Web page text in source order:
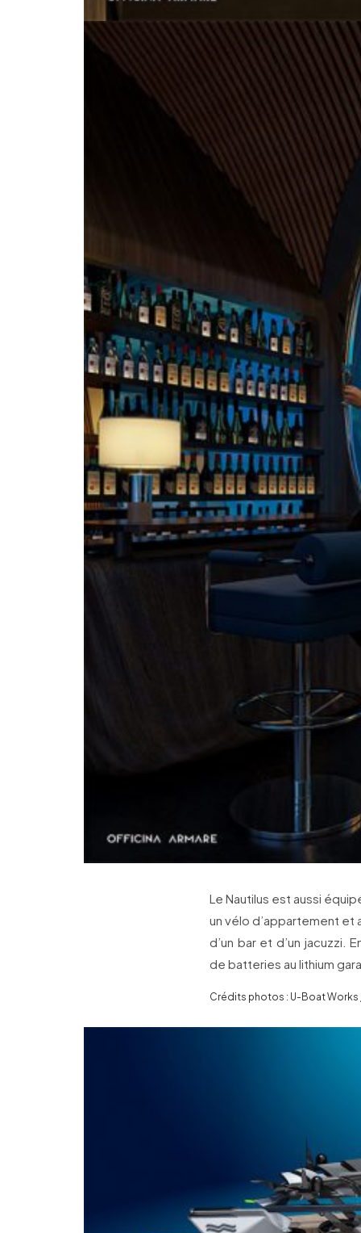
Le Nautilus est aussi
un vélo d’appartement
d’un bar et d’un
de batteries au lithium
Crédits photos : U-Boat Works